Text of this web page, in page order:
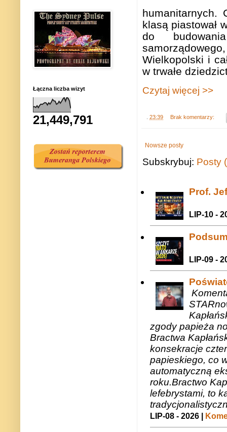
humanitarnych.
klasą piastował
do
Wielkopolski i
w trwałe
Czytaj więcej >>
23:39 Brak komentarzy:
Nowsze posty
Subskrybuj: Posty
Prof.
LIP-10 -
LIP-09 -
zgody papieża
Bractwa
konsekracje
papieskiego, co
automatyczną
roku.Bractwo
lefebrystami, to
LIP-08 - 2026 |
Łączna liczba wizyt
21,449,791